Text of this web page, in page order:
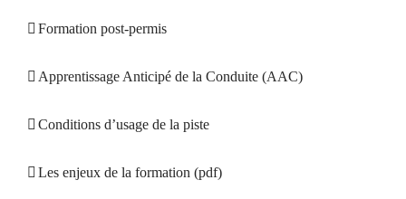
Formation post-permis
Apprentissage Anticipé de la Conduite (AAC)
Conditions d’usage de la piste
Les enjeux de la formation (pdf)